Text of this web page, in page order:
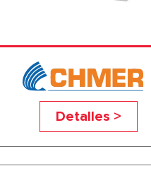
RQ3625L
Detalles >